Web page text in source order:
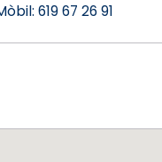
619 67 26 91